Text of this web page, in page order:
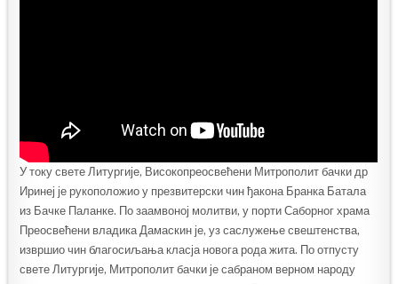
У току свете Литургије, Високопреосвећени Митрополит бачки др
Иринеј је рукоположио у презвитерски чин ђакона Бранка Батала
из Бачке Паланке. По заамвоној молитви, у порти Саборног храма
Преосвећени владика Дамаскин је, уз саслужење свештенства,
извршио чин благосиљања класја новога рода жита. По отпусту
свете Литургије, Митрополит бачки је сабраном верном народу